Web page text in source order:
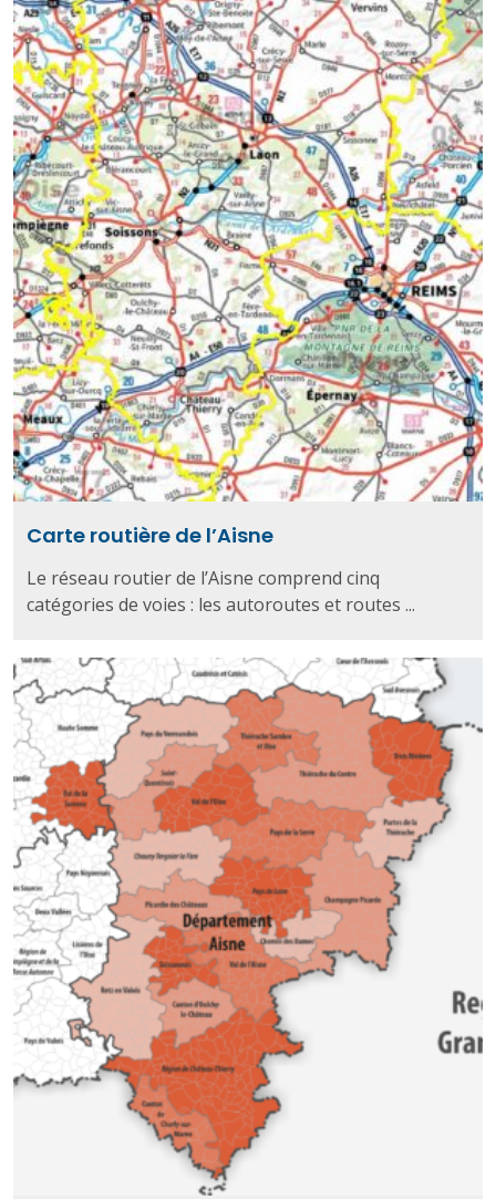
Carte routière de l’Aisne
Le réseau routier de l’Aisne comprend cinq
catégories de voies : les autoroutes et routes ...